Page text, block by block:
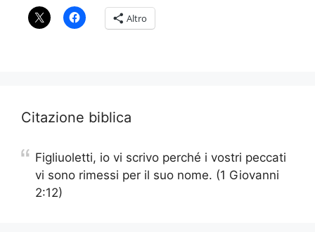
Altro
Citazione biblica
Figliuoletti, io vi scrivo perché i vostri peccati
vi sono rimessi per il suo nome. (1 Giovanni
2:12)